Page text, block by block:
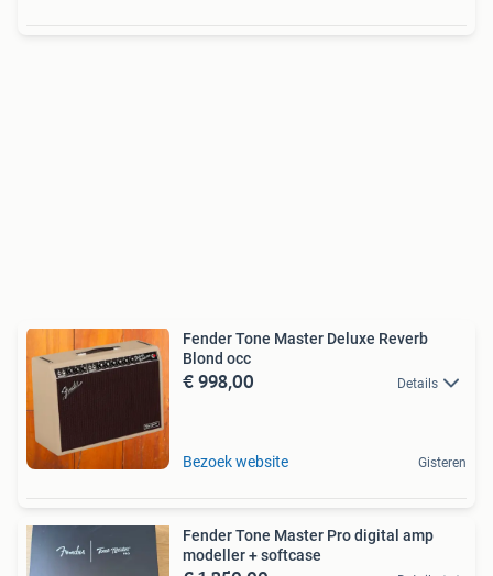
Fender Tone Master Deluxe Reverb
Blond occ
€ 998,00 Details
Bezoek website Gisteren
Fender Tone Master Pro digital amp
modeller + softcase